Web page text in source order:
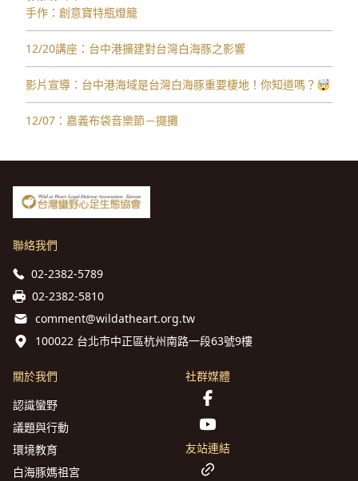
手作：創意寶特瓶燈籠
12/20講座：台中港擴建對台灣白海豚之影響
影片宣導：台中港海域是台灣白海豚重要棲地！你知道嗎？🤯
12/07：嘉義布袋音樂節－擺攤
聯絡我們
02-2382-5789
02-2382-5810
comment@wildatheart.org.tw
100022 台北市中正區杭州南路一段63號9樓
關於我們
認識蠻野
議題與行動
環境教育
白海豚媽祖宮
社群媒體
友站連結